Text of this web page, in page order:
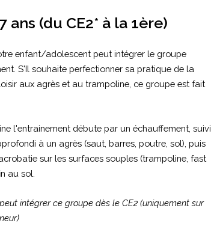
ans (du CE2* à la 1ère)
enfant/adolescent peut intégrer le groupe
S'Il souhaite perfectionner sa pratique de la
aux agrès et au trampoline, ce groupe est fait
l'entrainement débute par un échauffement, suivi
à un agrès (saut, barres, poutre, sol), puis
sur les surfaces souples (trampoline, fast
au sol.
intégrer ce groupe dès le CE2 (uniquement sur